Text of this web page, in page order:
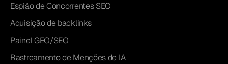
Espião de Concorrentes SEO
Aquisição de backlinks
Painel GEO/SEO
Rastreamento de Menções de IA